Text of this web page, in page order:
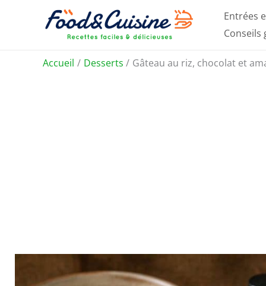
Entrées
Conseils
Accueil Desserts Gâteau au riz, chocolat et